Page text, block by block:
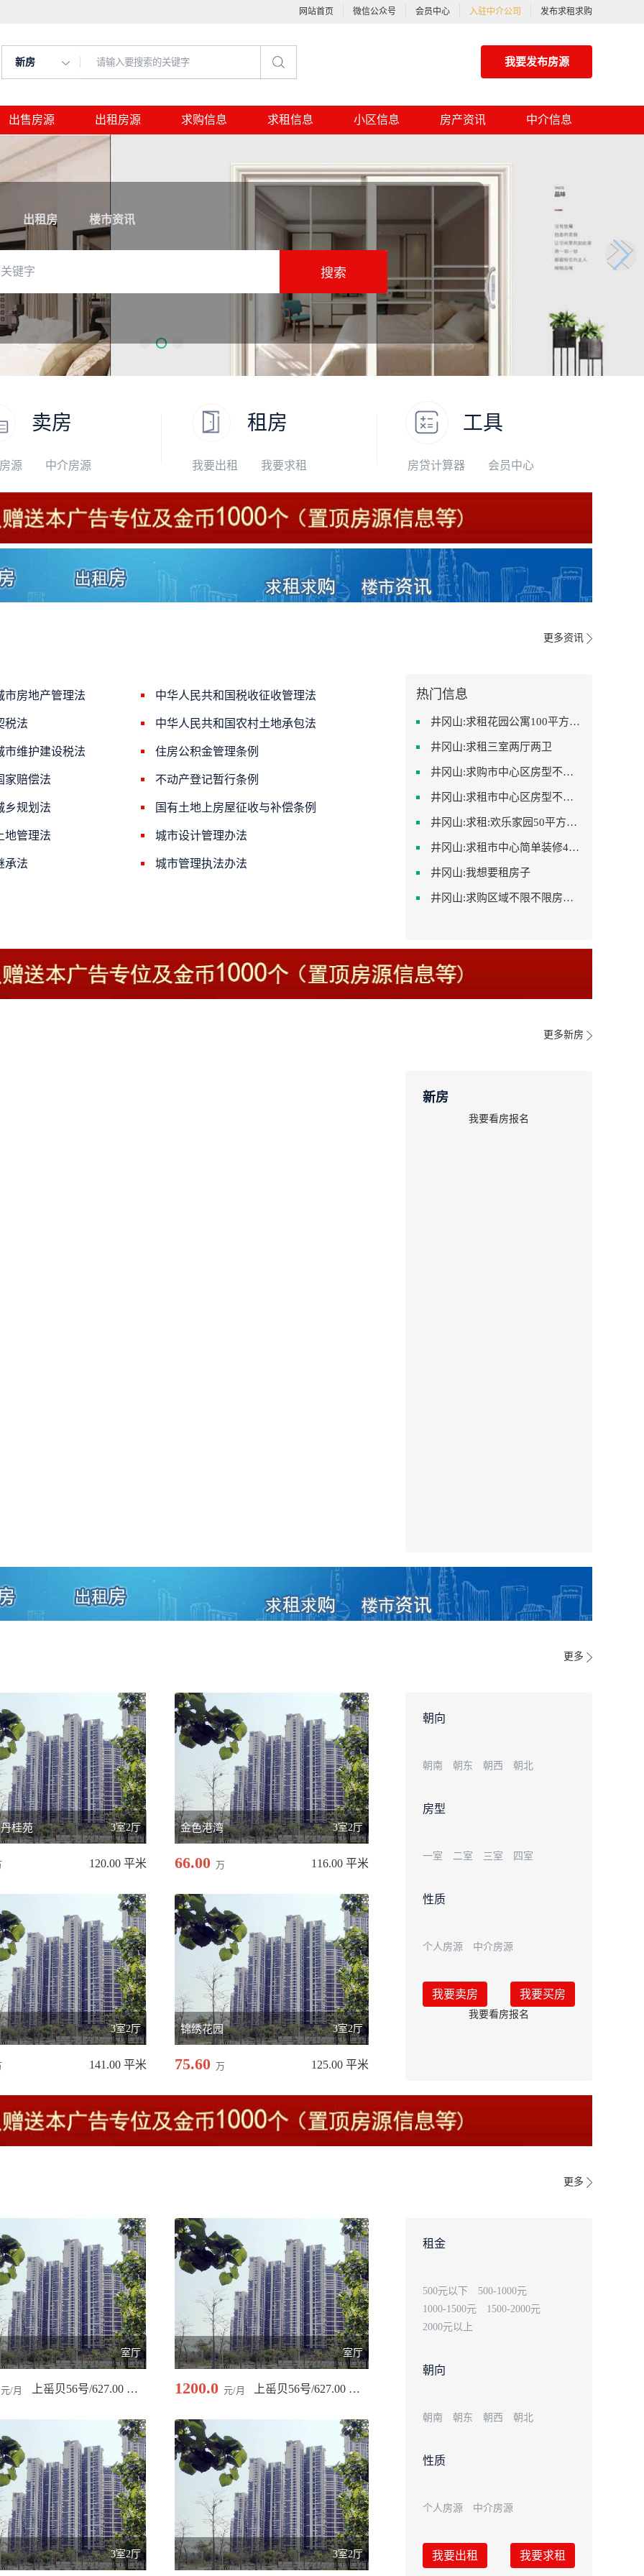
网站首页 微信公众号 会员中心 入驻中介公司 发布求租求购
新房 我要发布房源
出售房源 出租房源 求购信息 求租信息 小区信息 房产资讯 中介信息
出租房 楼市资讯
搜索
卖房
源 中介房源
租房
我要出租 我要求租
工具
房贷计算器 会员中心
更多资讯
市房地产管理法
税法
市维护建设税法
家赔偿法
乡规划法
地管理法
承法
中华人民共和国税收征收管理法
中华人民共和国农村土地承包法
住房公积金管理条例
不动产登记暂行条例
国有土地上房屋征收与补偿条例
城市设计管理办法
城市管理执法办法
热门信息
井冈山:求租花园公寓100平方左右，电梯房
井冈山:求租三室两厅两卫
井冈山:求购市中心区房型不限一室一厅一卫简单装修
井冈山:求租市中心区房型不限2室1厅中档装修
井冈山:求租:欢乐家园50平方左右的单身公寓廉租房
井冈山:求租市中心简单装修400-500
井冈山:我想要租房子
井冈山:求购区域不限不限房型不限两室一厅简单装修
更多新房
新房
我要看房报名
更多
桂苑 3室2厅
120.00 平米
金色港湾 3室2厅
66.00 万 116.00 平米
3室2厅
141.00 平米
锦绣花园 3室2厅
75.60 万 125.00 平米
朝向
朝南 朝东 朝西 朝北
房型
一室 二室 三室 四室
性质
个人房源 中介房源
我要卖房 我要买房
我要看房报名
更多
室厅
元/月 上䍃贝56号/627.00 平米
室厅
1200.0 元/月 上䍃贝56号/627.00 平米
3室2厅 3室2厅
租金
500元以下
500-1000元
1000-1500元
1500-2000元
2000元以上
朝向
朝南 朝东 朝西 朝北
性质
个人房源 中介房源
我要出租 我要求租